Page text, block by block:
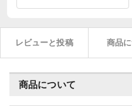
レビューと投稿 商品
商品について